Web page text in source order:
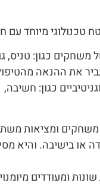
מיוחד עם
את ההנאה
כגון: חשיבה,
ומציאות
או בישיבה. והיא
ומעודדים